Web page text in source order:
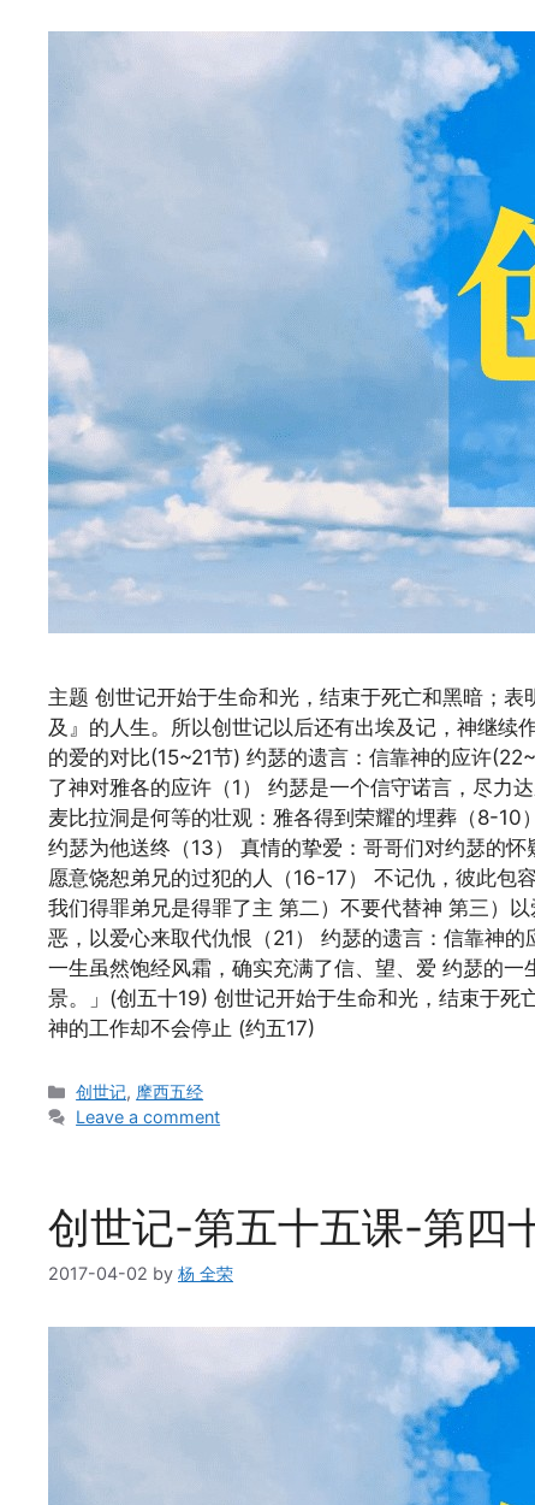
主题 创世记开始于生命和光，结束于死亡和黑暗；
及』的人生。所以创世记以后还有出埃及记，神继续
的爱的对比(15~21节) 约瑟的遗言：信靠神的应许
了神对雅各的应许（1） 约瑟是一个信守诺言，尽力
麦比拉洞是何等的壮观：雅各得到荣耀的埋葬（8-10
约瑟为他送终（13） 真情的挚爱：哥哥们对约瑟的
愿意饶恕弟兄的过犯的人（16-17） 不记仇，彼此包
我们得罪弟兄是得罪了主 第二）不要代替神 第三）
恶，以爱心来取代仇恨（21） 约瑟的遗言：信靠神
一生虽然饱经风霜，确实充满了信、望、爱 约瑟的
景。」(创五十19) 创世记开始于生命和光，结束于死
神的工作却不会停止 (约五17)
Categories
创世记, 摩西五经
Leave a comment
创世记-第五十五课-第四
2017-04-02 by 杨 全荣